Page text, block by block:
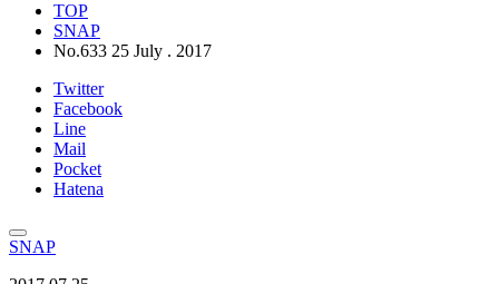
TOP
SNAP
No.633 25 July . 2017
Twitter
Facebook
Line
Mail
Pocket
Hatena
SNAP